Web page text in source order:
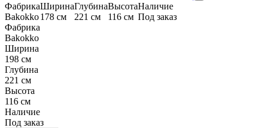
Фабрика
Bakokko
Ширина
178 см
Глубина
221 см
Высота
116 см
Наличие
Под заказ
Фабрика
Bakokko
Ширина
198 см
Глубина
221 см
Высота
116 см
Наличие
Под заказ